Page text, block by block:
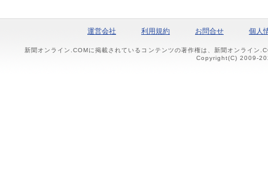
運営会社 利用規約 お問合せ 個人
新聞オンライン.COMに掲載されているコンテンツの著作権は、新聞オンライン
Copyright(C) 2009-